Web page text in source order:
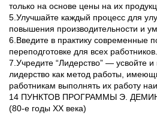
только на основе цены на их
5.Улучшайте каждый процесс для
повышения производительности и
6.Введите в практику современные
переподготовке для всех работников.
7.Учредите “Лидерство” — усвойте и
лидерство как метод работы,
работникам выполнять их работу
14 ПУНКТОВ ПРОГРАММЫ Э.
(80-е годы ХХ века)